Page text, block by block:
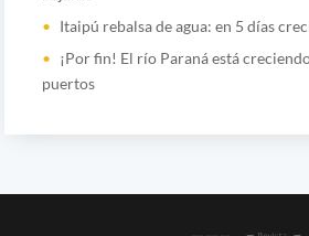
Itaipú rebalsa de agua: en 5 días
¡Por fin! El río Paraná está
puertos